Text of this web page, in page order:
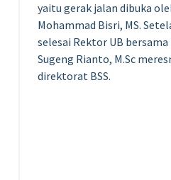
yaitu gerak jalan dibuka
Mohammad Bisri, MS.
selesai Rektor UB bersama
Sugeng Rianto, M.Sc
direktorat BSS.